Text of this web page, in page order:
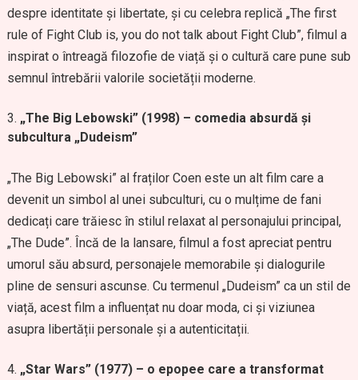
despre identitate și libertate, și cu celebra replică „The first
rule of Fight Club is, you do not talk about Fight Club”, filmul a
inspirat o întreagă filozofie de viață și o cultură care pune sub
semnul întrebării valorile societății moderne.
„The Big Lebowski” (1998) – comedia absurdă și
subcultura „Dudeism”
„The Big Lebowski” al fraților Coen este un alt film care a
devenit un simbol al unei subculturi, cu o mulțime de fani
dedicați care trăiesc în stilul relaxat al personajului principal,
„The Dude”. Încă de la lansare, filmul a fost apreciat pentru
umorul său absurd, personajele memorabile și dialogurile
pline de sensuri ascunse. Cu termenul „Dudeism” ca un stil de
viață, acest film a influențat nu doar moda, ci și viziunea
asupra libertății personale și a autenticitații.
„Star Wars” (1977) – o epopee care a transformat